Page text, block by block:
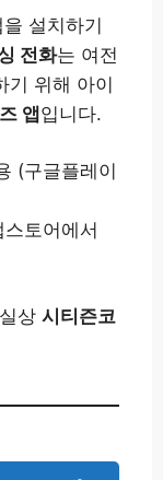
설치하기
전화는 여전
기 위해 아이
앱입니다.
(구글플레이
토어에서
상 시티즌코